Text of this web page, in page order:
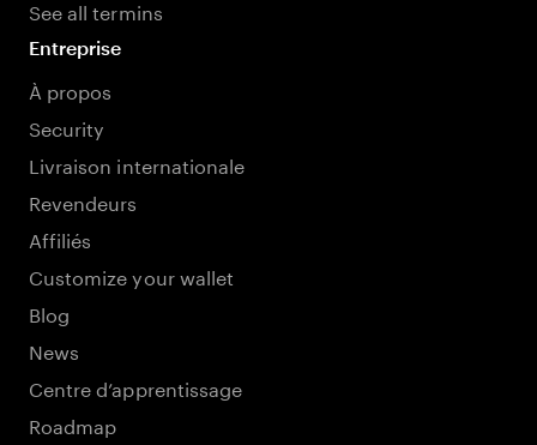
See all termins
Entreprise
À propos
Security
Livraison internationale
Revendeurs
Affiliés
Customize your wallet
Blog
News
Centre d’apprentissage
Roadmap